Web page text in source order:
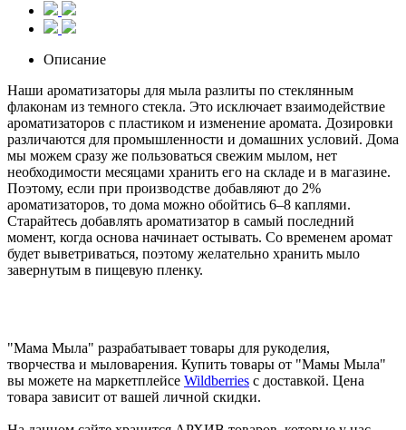
Описание
Наши ароматизаторы для мыла разлиты по стеклянным
флаконам из темного стекла. Это исключает взаимодействие
ароматизаторов с пластиком и изменение аромата. Дозировки
различаются для промышленности и домашних условий. Дома
мы можем сразу же пользоваться свежим мылом, нет
необходимости месяцами хранить его на складе и в магазине.
Поэтому, если при производстве добавляют до 2%
ароматизаторов, то дома можно обойтись 6–8 каплями.
Старайтесь добавлять ароматизатор в самый последний
момент, когда основа начинает остывать. Со временем аромат
будет выветриваться, поэтому желательно хранить мыло
завернутым в пищевую пленку.
"Мама Мыла" разрабатывает товары для рукоделия,
творчества и мыловарения. Купить товары от "Мамы Мыла"
вы можете на маркетплейсе Wildberries с доставкой. Цена
товара зависит от вашей личной скидки.